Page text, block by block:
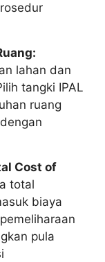
lahan dan
tangki IPAL
ruang
Cost of
total
biaya
pula